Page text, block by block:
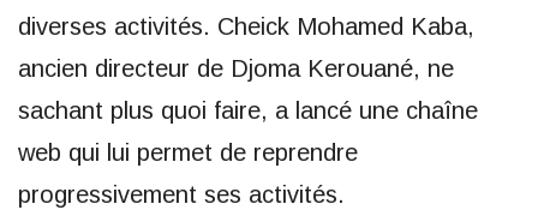
diverses activités. Cheick Mohamed Kaba,
ancien directeur de Djoma Kerouané, ne
sachant plus quoi faire, a lancé une chaîne
web qui lui permet de reprendre
progressivement ses activités.